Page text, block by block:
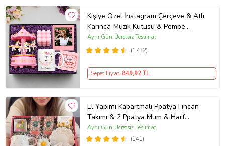
Kişiye Özel İnstagram Çerçeve & Atlı
Karınca Müzik Kutusu & Pembe
Bubble Mum & Kupa Hediye Seti
(1732)
Aynı Gün Ücretsiz Teslimat
Sepet Fiyatı 849,92 TL
El Yapımı Kabartmalı Ppatya Fincan
Takımı & 2 Ppatya Mum & Harf
Anahtarlık & Kokulu Mendil Hediye
Seti-
(141)
Aynı Gün Ücretsiz Teslimat